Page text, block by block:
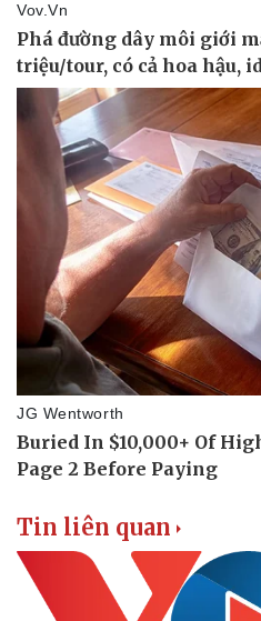
Pháp luật
Vụ án
Tin nóng
Tư vấn luật
Tin liên quan